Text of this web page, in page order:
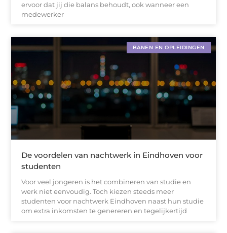
ervoor dat jij die balans behoudt, ook wanneer een
medewerker
BANEN EN OPLEIDINGEN
De voordelen van nachtwerk in Eindhoven voor
studenten
Voor veel jongeren is het combineren van studie en
werk niet eenvoudig. Toch kiezen steeds meer
studenten voor nachtwerk Eindhoven naast hun studie
om extra inkomsten te genereren en tegelijkertijd